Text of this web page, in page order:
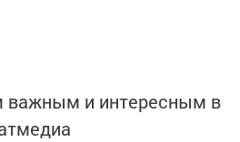
важным и интересным в